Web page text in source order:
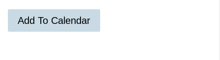
Add To Calendar